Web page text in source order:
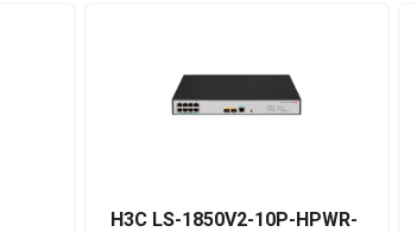
H3C LS-1850V2-10P-HPWR-